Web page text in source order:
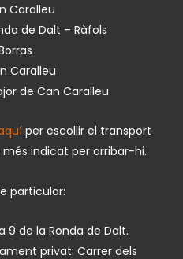
Caralleu
de Dalt – Ràfols
Caralleu
de Can Caralleu
per escollir el transport
indicat per arribar-hi.
particular:
9 de la Ronda de Dalt.
privat: Carrer dels